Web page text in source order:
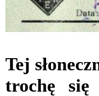
Tej
trochę